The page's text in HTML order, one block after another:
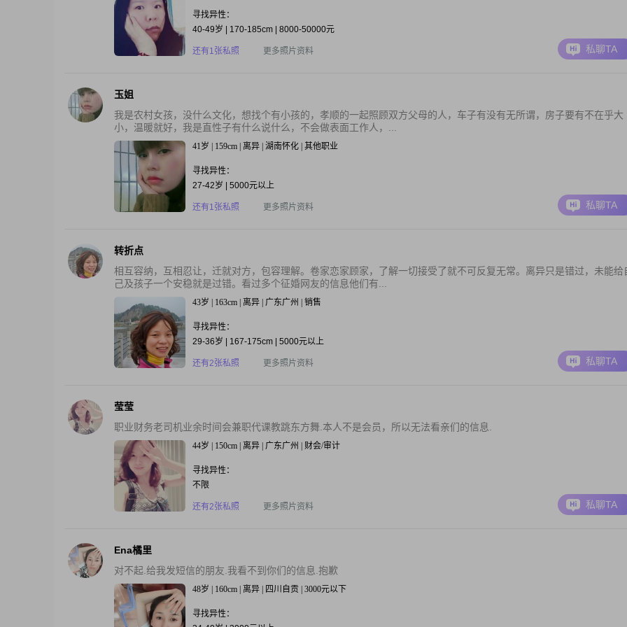
寻找异性：
40-49岁 | 170-185cm | 8000-50000元
还有1张私照 更多照片资料 私聊TA
玉姐
我是农村女孩，没什么文化，想找个有小孩的，孝顺的一起照顾双方父母的人，车子有没有无所谓，房子要有不在乎大
小，温暖就好，我是直性子有什么说什么，不会做表面工作人，...
41岁 | 159cm | 离异 | 湖南怀化 | 其他职业
寻找异性：
27-42岁 | 5000元以上
还有1张私照 更多照片资料 私聊TA
转折点
相互容纳，互相忍让，迁就对方，包容理解。卷家恋家顾家，了解一切接受了就不可反复无常。离异只是错过，未能给
己及孩子一个安稳就是过错。看过多个征婚网友的信息他们有...
43岁 | 163cm | 离异 | 广东广州 | 销售
寻找异性：
29-36岁 | 167-175cm | 5000元以上
还有2张私照 更多照片资料 私聊TA
莹莹
职业财务老司机业余时间会兼职代课教跳东方舞.本人不是会员，所以无法看亲们的信息.
44岁 | 150cm | 离异 | 广东广州 | 财会/审计
寻找异性：
不限
还有2张私照 更多照片资料 私聊TA
Ena橘里
对不起.给我发短信的朋友.我看不到你们的信息.抱歉
48岁 | 160cm | 离异 | 四川自贡 | 3000元以下
寻找异性：